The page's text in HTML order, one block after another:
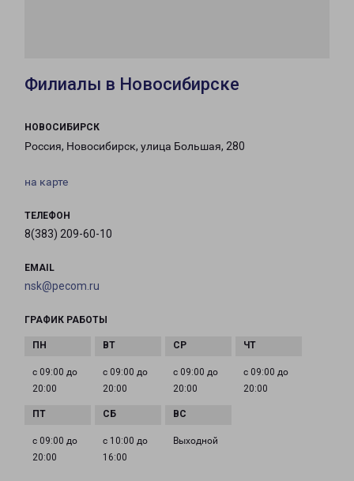
Филиалы в Новосибирске
НОВОСИБИРСК
Россия, Новосибирск, улица Большая, 280
на карте
ТЕЛЕФОН
8(383) 209-60-10
EMAIL
nsk@pecom.ru
ГРАФИК РАБОТЫ
с 09:00 до
20:00
с 09:00 до
20:00
с 09:00 до
20:00
с 09:00 до
20:00
с 09:00 до
20:00
с 10:00 до
16:00
Выходной